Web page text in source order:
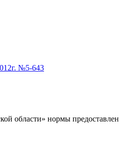
№5-643
области» нормы